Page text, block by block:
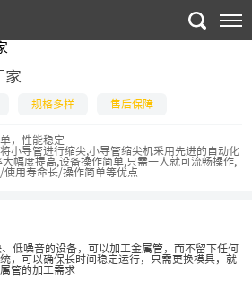
家
规格多样 售后保障
，性能稳定
小导管进行缩尖,小导管缩尖机采用先进的自动化
幅度提高,设备操作简单,只需一人就可流畅操作,
用寿命长/操作简单等优点
低噪音的设备，可以加工金属管，而不留下任何
，可以确保长时间稳定运行，只需更换模具，就
管的加工需求